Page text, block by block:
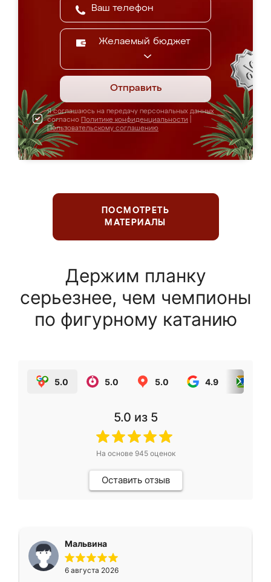
Желаемый бюджет
Отправить
Я соглашаюсь на передачу персональных данных
согласно Политике конфиденциальности
Пользовательскому соглашению
ПОСМОТРЕТЬ
МАТЕРИАЛЫ
Держим планку
серьезнее, чем чемпионы
по фигурному катанию
5.0 5.0 5.0 4.9
5.0 из 5
На основе 945оценок
Оставить отзыв
Мальвина
6 августа 2026